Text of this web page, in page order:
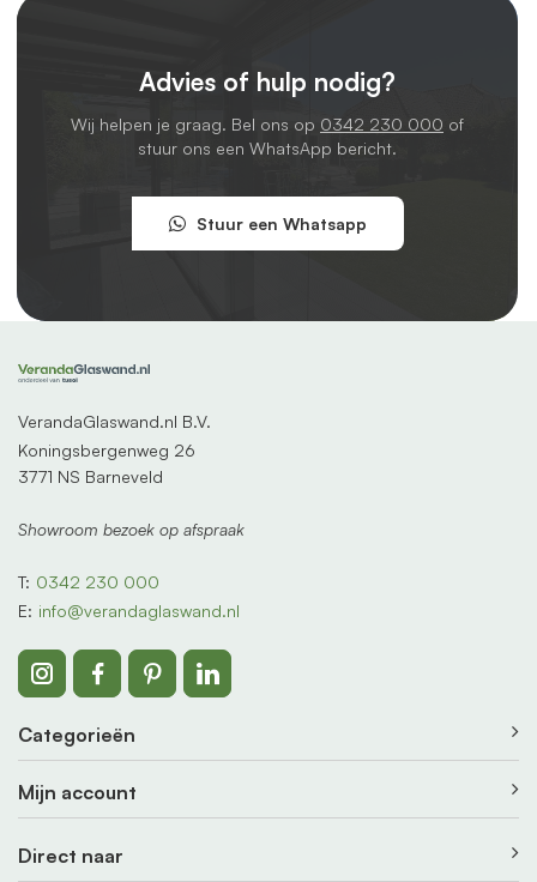
Advies of hulp nodig?
Wij helpen je graag. Bel ons op 0342 230 000 of
stuur ons een WhatsApp bericht.
Stuur een Whatsapp
VerandaGlaswand.nl B.V.
Koningsbergenweg 26
3771 NS Barneveld
Showroom bezoek op afspraak
T: 0342 230 000
E: info@verandaglaswand.nl
Categorieën
Mijn account
Direct naar